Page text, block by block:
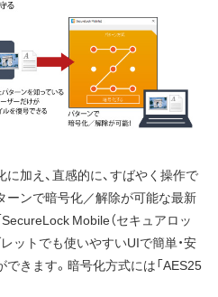
加え、直感的に、すばやく操作で
ーンで暗号化／解除が可能な最新
Mobile（セキュアロッ
ットでも使いやすいUIで簡単・安
きます。暗号化方式には「AES25